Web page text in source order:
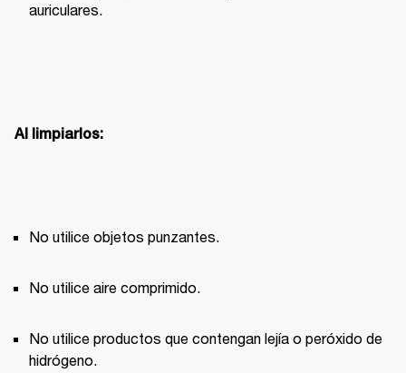
auriculares.
Al limpiarlos:
No utilice objetos punzantes.
No utilice aire comprimido.
No utilice productos que contengan lejía o peróxido de
hidrógeno.